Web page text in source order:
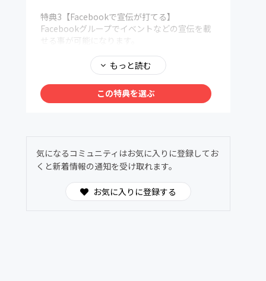
特典3【Facebookで宣伝が打てる】
Facebookグループでイベントなどの宣伝を載
せる事が可能になります。
特典4【3000円飲み放題が選択可能】
19:00〜22:00(LO21:30)
3000円で飲み放題に変更できます。
回数制限はございません。
チャージ料金無しでご提供します。
回数制限はございません。
もっと読む
この特典を選ぶ
気になるコミュニティはお気に入りに登録してお
くと新着情報の通知を受け取れます。
お気に入りに登録する